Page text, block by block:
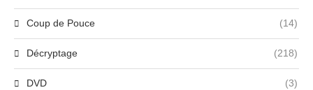
Coup de Pouce (14)
Décryptage (218)
DVD (3)